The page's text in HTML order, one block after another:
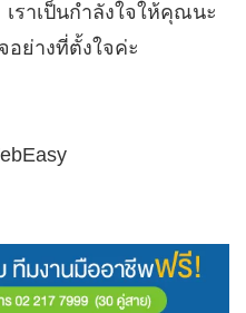
ราเป็นกำลังใจให้คุณนะ
อย่างที่ตั้งใจค่ะ